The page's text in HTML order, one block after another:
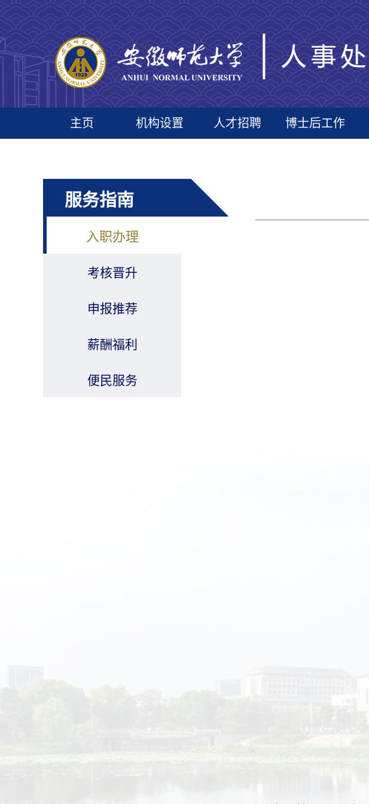
主页 机构设置 人才招聘 博士后工作
服务指南
入职办理
考核晋升
申报推荐
薪酬福利
便民服务